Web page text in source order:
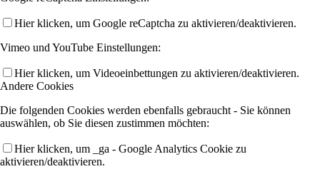
Hier klicken, um Google reCaptcha zu aktivieren/deaktivieren.
Vimeo und YouTube Einstellungen:
Hier klicken, um Videoeinbettungen zu aktivieren/deaktivieren.
Andere Cookies
Die folgenden Cookies werden ebenfalls gebraucht - Sie können
auswählen, ob Sie diesen zustimmen möchten:
Hier klicken, um _ga - Google Analytics Cookie zu
aktivieren/deaktivieren.